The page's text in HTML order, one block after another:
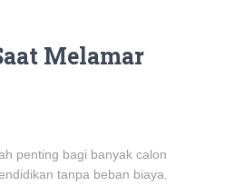
Melamar
penting bagi banyak calon
tanpa beban biaya.